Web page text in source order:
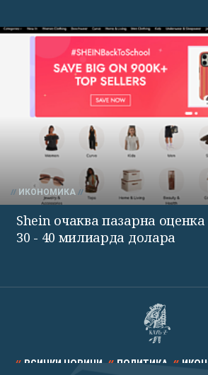
ИКОНОМИКА
Shein очаква пазарна
30 - 40 милиарда долара
ВСИЧКИ НОВИНИ ПОЛИТИКА